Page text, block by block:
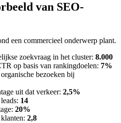
van SEO-
een commercieel onderwerp plant.
zoekvraag in het cluster: 8.000
op basis van rankingdoelen: 7%
bezoeken bij
uit dat verkeer: 2,5%
14
20%
2,8